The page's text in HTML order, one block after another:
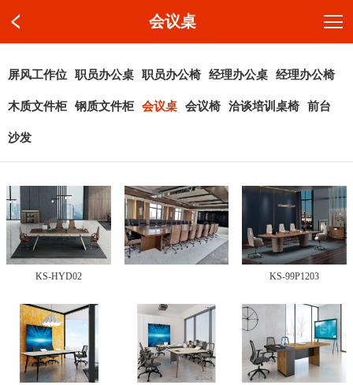
会议桌
屏风工作位 职员办公桌 职员办公椅 经理办公桌 经理办公椅
木质文件柜 钢质文件柜 会议桌 会议椅 洽谈培训桌椅 前台
沙发
KS-HYD02 KS-99P1203